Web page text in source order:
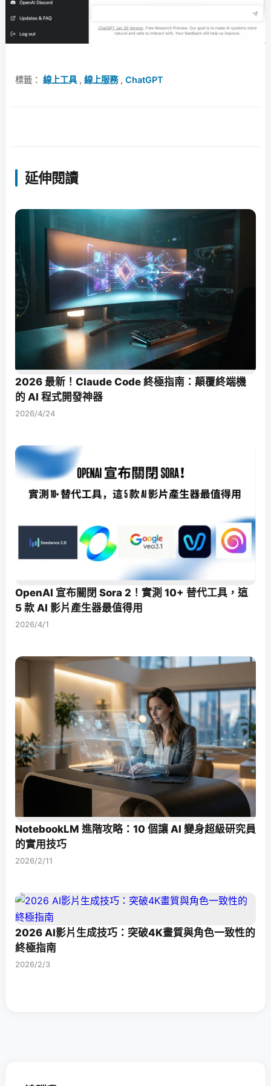
標籤： 線上工具, 線上服務, ChatGPT
延伸閱讀
2026 最新！Claude Code 終極指南：顛覆終端機
的 AI 程式開發神器
2026/4/24
OpenAI 宣布關閉 Sora 2！實測 10+ 替代工具，這
5 款 AI 影片產生器最值得用
2026/4/1
NotebookLM 進階攻略：10 個讓 AI 變身超級研究員
的實用技巧
2026/2/11
2026 AI影片生成技巧：突破4K畫質與角色一致性的
終極指南
2026/2/3